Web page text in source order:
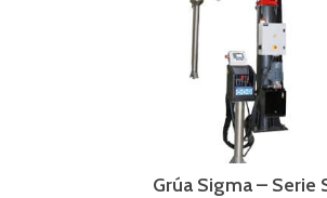
Grúa Sigma – Serie